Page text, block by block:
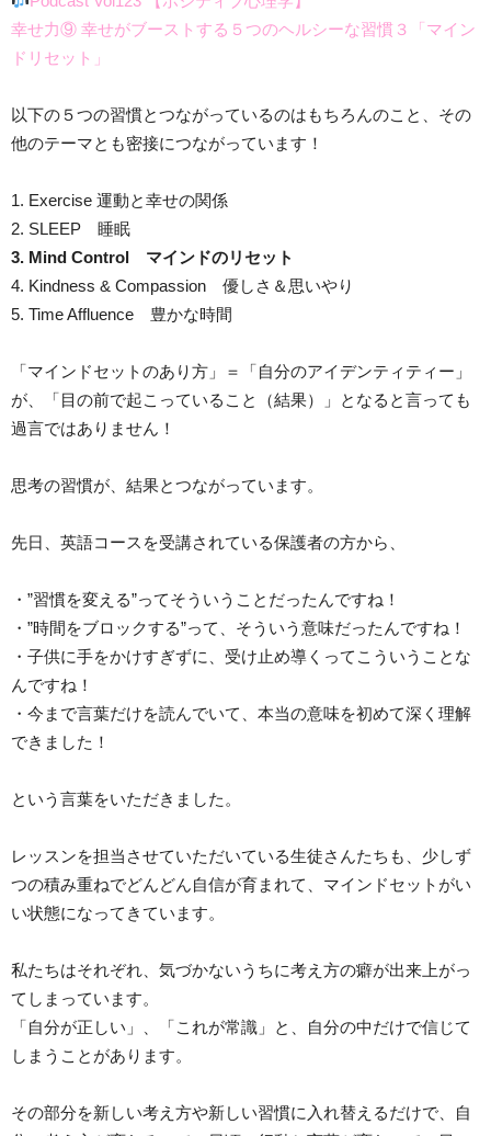
幸せ力⑨ 幸せがブーストする５つのヘルシーな習慣３「マイン
ドリセット」
以下の５つの習慣とつながっているのはもちろんのこと、その
他のテーマとも密接につながっています！
1. Exercise 運動と幸せの関係
2. SLEEP 睡眠
3. Mind Control マインドのリセット
4. Kindness & Compassion 優しさ＆思いやり
5. Time Affluence 豊かな時間
「マインドセットのあり方」＝「自分のアイデンティティー」
が、「目の前で起こっていること（結果）」となると言っても
過言ではありません！
思考の習慣が、結果とつながっています。
先日、英語コースを受講されている保護者の方から、
・”習慣を変える”ってそういうことだったんですね！
・”時間をブロックする”って、そういう意味だったんですね！
・子供に手をかけすぎずに、受け止め導くってこういうことな
んですね！
・今まで言葉だけを読んでいて、本当の意味を初めて深く理解
できました！
という言葉をいただきました。
レッスンを担当させていただいている生徒さんたちも、少しず
つの積み重ねでどんどん自信が育まれて、マインドセットがい
い状態になってきています。
私たちはそれぞれ、気づかないうちに考え方の癖が出来上がっ
てしまっています。
「自分が正しい」、「これが常識」と、自分の中だけで信じて
しまうことがあります。
その部分を新しい考え方や新しい習慣に入れ替えるだけで、自